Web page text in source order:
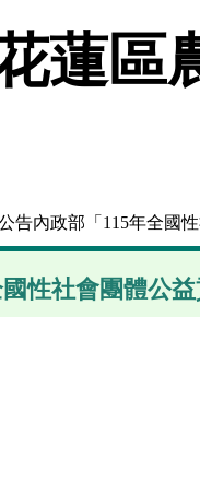
蓮區
告內政部「115年全國
性社會團體公